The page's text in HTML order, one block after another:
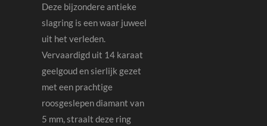
Deze bijzondere antieke
slagring is een waar juweel
uit het verleden.
Vervaardigd uit 14 karaat
geelgoud en sierlijk gezet
met een prachtige
roosgeslepen diamant van
5 mm, straalt deze ring